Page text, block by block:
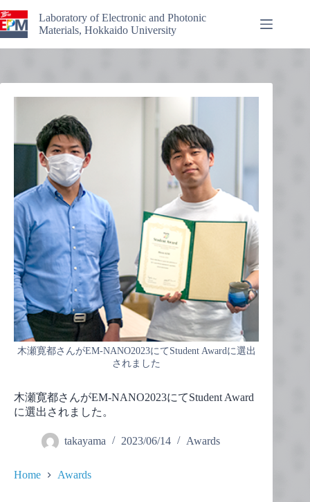
to
content
Laboratory of Electronic and Photonic
Materials, Hokkaido University
木瀬寛都さんがEM-NANO2023にてStudent Awardに選出
されました
木瀬寛都さんがEM-NANO2023にてStudent Award
に選出されました。
takayama 2023/06/14 Awards
Home Awards